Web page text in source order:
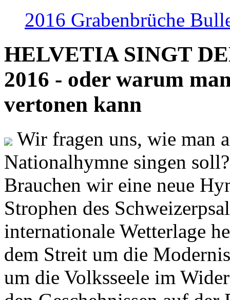
2016 Grabenbrüche
HELVETIA SINGT
2016 - oder warum
vertonen kann
Wir fragen uns, wie man
Nationalhymne singen
Brauchen wir eine neue
Strophen des
internationale Wetterlage
dem Streit um die
um die Volksseele im